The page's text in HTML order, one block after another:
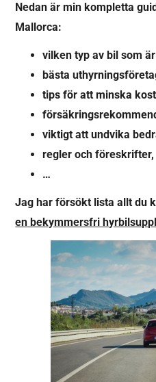
Nedan är min kompletta
Mallorca:
vilken typ av bil som
bästa
tips för att minska
viktigt att undvika
regler och föreskrifter,
…
Jag har försökt lista allt du
en bekymmersfri